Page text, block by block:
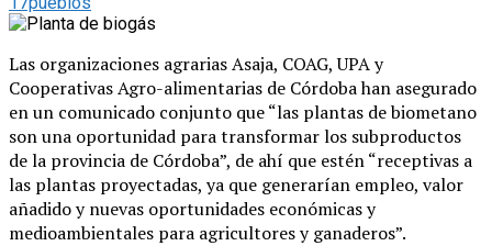
Las organizaciones agrarias Asaja, COAG, UPA y
Cooperativas Agro-alimentarias de Córdoba han asegurado
en un comunicado conjunto que “las plantas de biometano
son una oportunidad para transformar los subproductos
de la provincia de Córdoba”, de ahí que estén “receptivas a
las plantas proyectadas, ya que generarían empleo, valor
añadido y nuevas oportunidades económicas y
medioambientales para agricultores y ganaderos”.